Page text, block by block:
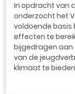
In opdracht van
onderzocht het
voldoende basis
effecten te
bijgedragen aan
van de
klimaat te